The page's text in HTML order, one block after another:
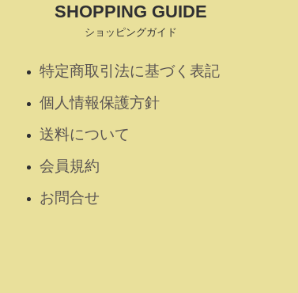
SHOPPING GUIDE
ショッピングガイド
特定商取引法に基づく表記
個人情報保護方針
送料について
会員規約
お問合せ